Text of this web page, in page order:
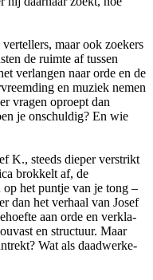
maar ook zoekers
de ruimte af tussen
verlangen naar orde en de
en muziek nemen
vragen oproept dan
je onschuldig? En wie
K., steeds dieper verstrikt
brokkelt af, de
het puntje van je tong –
dan het verhaal van Josef
aan orde en verkla­
en structuur. Maar
Wat als daad­wer­ke­